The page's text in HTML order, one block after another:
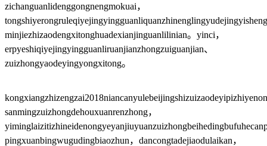
zichanguanlidenggongnengmokuai，
minjiezhizaodengxitonghuadexianjinguanlilinian。yinci，
erpyeshiqiyejingyingguanliruanjianzhongzuiguanjian、
zuizhongyaodeyingyongxitong。
sanmingzuizhongdehouxuanrenzhong，
pingxuanbingwugudingbiaozhun，dancongtadejiaodulaikan，